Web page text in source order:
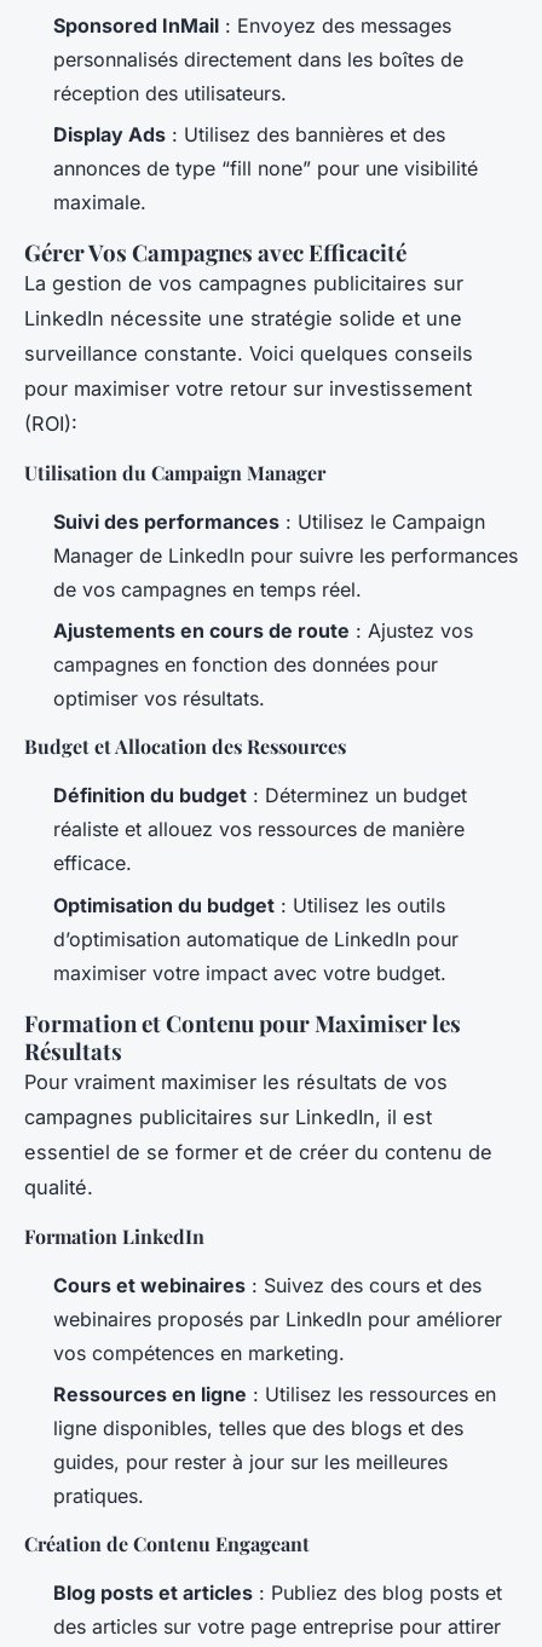
Sponsored InMail : Envoyez des messages
personnalisés directement dans les boîtes de
réception des utilisateurs.
Display Ads : Utilisez des bannières et des
annonces de type “fill none” pour une visibilité
maximale.
Gérer Vos Campagnes avec Efficacité
La gestion de vos campagnes publicitaires sur
LinkedIn nécessite une stratégie solide et une
surveillance constante. Voici quelques conseils
pour maximiser votre retour sur investissement
(ROI):
Utilisation du Campaign Manager
Suivi des performances : Utilisez le Campaign
Manager de LinkedIn pour suivre les performances
de vos campagnes en temps réel.
Ajustements en cours de route : Ajustez vos
campagnes en fonction des données pour
optimiser vos résultats.
Budget et Allocation des Ressources
Définition du budget : Déterminez un budget
réaliste et allouez vos ressources de manière
efficace.
Optimisation du budget : Utilisez les outils
d’optimisation automatique de LinkedIn pour
maximiser votre impact avec votre budget.
Formation et Contenu pour Maximiser les
Résultats
Pour vraiment maximiser les résultats de vos
campagnes publicitaires sur LinkedIn, il est
essentiel de se former et de créer du contenu de
qualité.
Formation LinkedIn
Cours et webinaires : Suivez des cours et des
webinaires proposés par LinkedIn pour améliorer
vos compétences en marketing.
Ressources en ligne : Utilisez les ressources en
ligne disponibles, telles que des blogs et des
guides, pour rester à jour sur les meilleures
pratiques.
Création de Contenu Engageant
Blog posts et articles : Publiez des blog posts et
des articles sur votre page entreprise pour attirer